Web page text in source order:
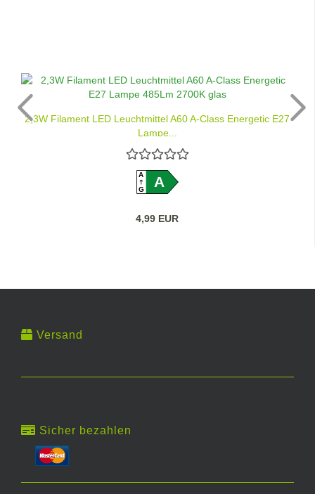
2,3W Filament LED Leuchtmittel A60 A-Class Energetic E27
Lampe...
A
GA
4,99 EUR
Versand
Sicher bezahlen